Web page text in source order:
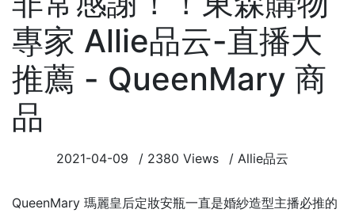
專家 Allie品云-直播大
推薦 - QueenMary 商
品
2021-04-09 / 2380 Views / Allie品云
QueenMary 瑪麗皇后定妝安瓶一直是婚紗造型主播必推的